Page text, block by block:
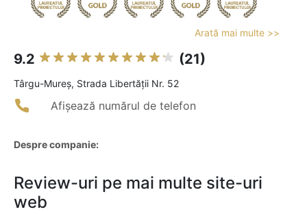
Arată mai multe >>
9.2 (21)
Târgu-Mureş, Strada Libertăţii Nr. 52
Afișează numărul de telefon
Despre companie:
Review-uri pe mai multe site-uri
web